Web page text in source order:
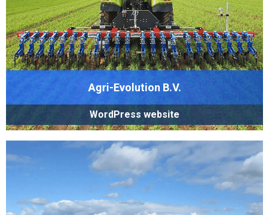
Agri-Evolution B.V.
WordPress website